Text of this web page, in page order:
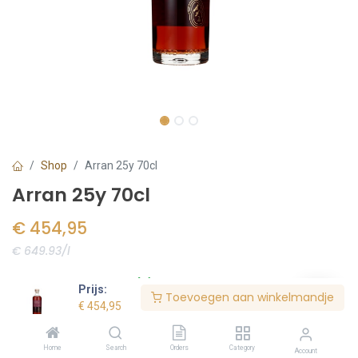
Prijs:
€ 454,95
Toevoegen aan winkelmandje
Home Search Orders Category Account
Shop Arran 25y 70cl
Arran 25y 70cl
€ 454,95
€ 649.93/l
Voorraad:5stuk(s)
Bestel nu